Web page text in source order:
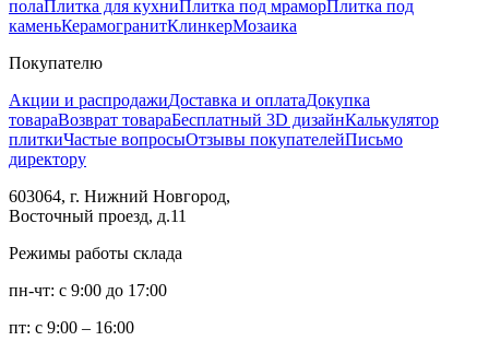
полаПлитка для кухниПлитка под мраморПлитка под
каменьКерамогранитКлинкерМозаика
Покупателю
Акции и распродажиДоставка и оплатаДокупка
товараВозврат товараБесплатный 3D дизайнКалькулятор
плиткиЧастые вопросыОтзывы покупателейПисьмо
директору
603064, г. Нижний Новгород,
Восточный проезд, д.11
Режимы работы склада
пн-чт: с 9:00 до 17:00
пт: с 9:00 – 16:00